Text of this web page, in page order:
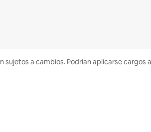
a cambios. Podrían aplicarse cargos